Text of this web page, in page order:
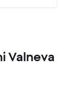
Valneva